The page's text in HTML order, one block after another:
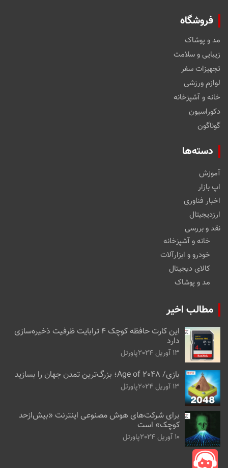
فروشگاه
مد و پوشاک
زیبایی و سلامت
تجهیزات سفر
لوازم ورزشی
خانه و آشپزخانه
دکوراسیون
گوناگون
دسته‌ها
آموزش
اپ بازار
اخبار فناوری
ارزدیجیتال
نقد و بررسی
خانه و آشپزخانه
خودرو و ابزارآلات
کالای دیجیتال
مد و پوشاک
مطالب اخیر
این کارت حافظه کوچک ۴ ترابایت ظرفیت ذخیره‌سازی
دارد
13 آوریل 2024 پاورتل
بازی/ Age of 2048؛ بزرگ‌ترین تمدن جهان را بسازید
13 آوریل 2024 پاورتل
برای شرکت‌های هوش مصنوعی اینترنت «بیش‌از‌حد
کوچک» است
10 آوریل 2024 پاورتل